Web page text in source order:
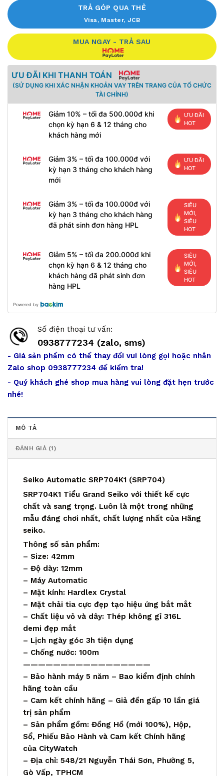
TRẢ GÓP QUA THẺ
Visa, Master, JCB
MUA NGAY - TRẢ SAU
ƯU ĐÃI KHI THANH TOÁN
(SỬ DỤNG KHI XÁC NHẬN KHOẢN VAY TRÊN TRANG CỦA TỔ CHỨC
TÀI CHÍNH)
Giảm 10% – tối đa 500.000đ khi
chọn kỳ hạn 6 & 12 tháng cho
khách hàng mới
ƯU ĐÃI
HOT
Giảm 3% – tối đa 100.000đ với
kỳ hạn 3 tháng cho khách hàng
mới
ƯU ĐÃI
HOT
Giảm 3% – tối đa 100.000đ với
kỳ hạn 3 tháng cho khách hàng
đã phát sinh đơn hàng HPL
SIÊU
MỚI,
SIÊU
HOT
Giảm 5% – tối đa 200.000đ khi
chọn kỳ hạn 6 & 12 tháng cho
khách hàng đã phát sinh đơn
hàng HPL
SIÊU
MỚI,
SIÊU
HOT
Powered by
Số điện thoại tư vấn:
0938777234 (zalo, sms)
- Giá sản phẩm có thể thay đổi vui lòng gọi hoặc nhắn
Zalo shop 0938777234 để kiểm tra!
- Quý khách ghé shop mua hàng vui lòng đặt hẹn trước
nhé!
MÔ TẢ
ĐÁNH GIÁ (1)
Seiko Automatic SRP704K1 (SRP704)
SRP704K1 Tiểu Grand Seiko với thiết kế cực
chất và sang trọng. Luôn là một trong những
mẫu đáng chơi nhất, chất lượng nhất của Hãng
seiko.
Thông số sản phẩm:
– Size: 42mm
– Độ dày: 12mm
– Máy Automatic
– Mặt kính: Hardlex Crystal
– Mặt chải tia cực đẹp tạo hiệu ứng bắt mắt
– Chất liệu vỏ và dây: Thép không gỉ 316L
demi đẹp mắt
– Lịch ngày góc 3h tiện dụng
– Chống nước: 100m
—————————————————
– Bảo hành máy 5 năm – Bao kiểm định chính
hãng toàn cầu
– Cam kết chính hãng – Giả đền gấp 10 lần giá
trị sản phẩm
– Sản phẩm gồm: Đồng Hồ (mới 100%), Hộp,
Sổ, Phiếu Bảo Hành và Cam kết Chính hãng
của CityWatch
– Địa chỉ: 548/21 Nguyễn Thái Sơn, Phường 5,
Gò Vấp, TPHCM